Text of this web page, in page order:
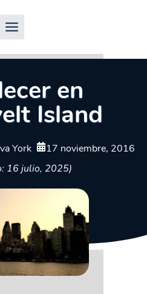
en
Island
York
17 noviembre, 2016
16 julio, 2025)